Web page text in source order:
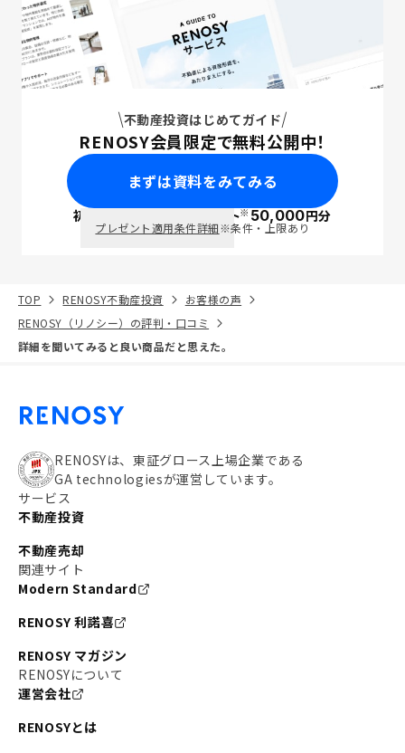
不動産投資はじめてガイド
RENOSY会員限定で無料公開中！
まずは資料をみてみる
初回面談で ポイント※50,000円分
プレゼント適用条件詳細※条件・上限あり
TOP RENOSY不動産投資
お客様の声
RENOSY（リノシー）の評判・口コミ
詳細を聞いてみると良い商品だと思えた。
RENOSYは、東証グロース上場企業である
GA technologiesが運営しています。
サービス
不動産投資
不動産売却
関連サイト
Modern Standard
RENOSY 利諾喜
RENOSY マガジン
RENOSYについて
運営会社
RENOSYとは